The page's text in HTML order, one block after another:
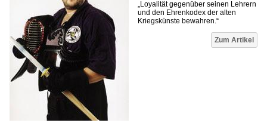
„Loyalität gegenüber seinen Lehrern
und den Ehrenkodex der alten
Kriegskünste bewahren.“
Zum Artikel